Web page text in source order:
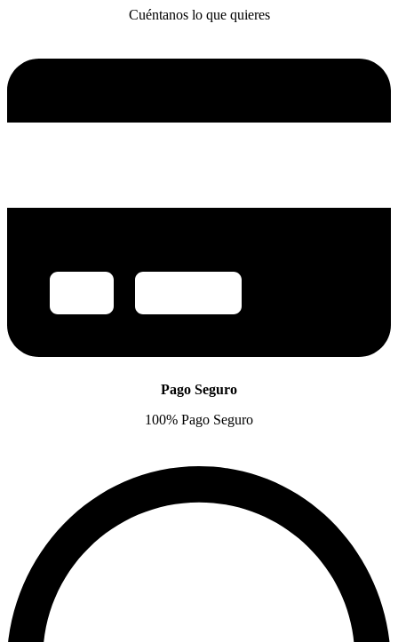
Cuéntanos lo que quieres
Pago Seguro
100% Pago Seguro